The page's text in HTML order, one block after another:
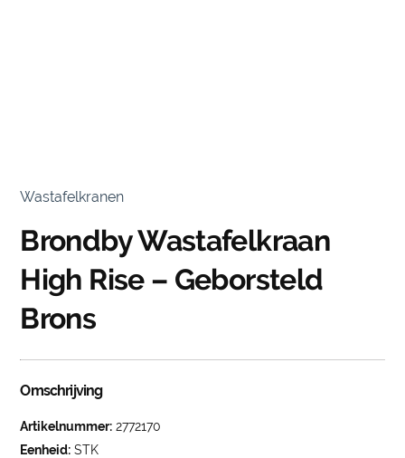
Wastafelkranen
Brondby Wastafelkraan
High Rise – Geborsteld
Brons
Omschrijving
Artikelnummer: 2772170
Eenheid: STK